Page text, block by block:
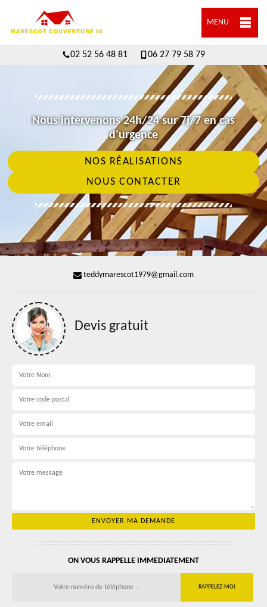
MENU
02 52 56 48 81 06 27 79 58 79
Nous intervenons 24h/24 sur 7j/7 en cas
d'urgence
NOS RÉALISATIONS
NOUS CONTACTER
teddymarescot1979@gmail.com
Devis gratuit
ON VOUS RAPPELLE IMMEDIATEMENT